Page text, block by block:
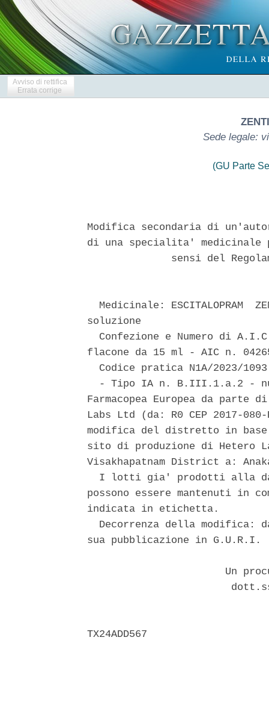
Avviso di rettifica
Errata corrige
Sede legale:
(GU Parte
Modifica secondaria di
di una specialita' medicinale
sensi del
Medicinale: ESCITALOPRAM
soluzione
Confezione e Numero di
flacone da 15 ml - AIC n.
Codice pratica N1A/2023/
- Tipo IA n. B.III.1.a.2 -
Farmacopea Europea da
Labs Ltd (da: R0 CEP 2017-
modifica del distretto in
sito di produzione di
Visakhapatnam District a:
I lotti gia' prodotti alla
possono essere mantenuti in
indicata in etichetta.
Decorrenza della modifica:
sua pubblicazione in G.U.R.I.
Un